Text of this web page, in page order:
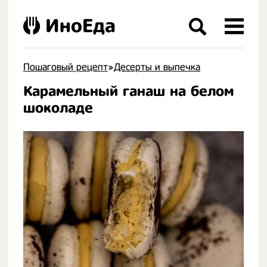
Пошаговый рецепт»Десерты и выпечка
Карамельный ганаш на белом
шоколаде
ИноЕда